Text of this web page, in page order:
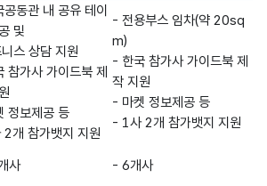
동관 내 공유 테이
및
스 상담 지원
참가사 가이드북 제
정보제공 등
개 참가뱃지 지원
- 전용부스 임차(약 20sq
m)
- 한국 참가사 가이드북 제
작 지원
- 마켓 정보제공 등
- 1사 2개 참가뱃지 지원
사 - 6개사